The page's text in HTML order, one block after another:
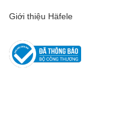
Giới thiệu Häfele